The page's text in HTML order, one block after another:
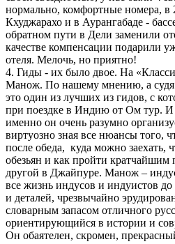
нормально, комфортные номера, в
Кхуджарахо и в Аурангабаде -
обратном пути в Дели заменили
качестве компенсации подарили
отеля. Мелочь, но приятно!
4. Гиды - их было двое. На
Манож. По нашему мнению, а судя
это один из лучших из гидов, с
при поездке в Индию от Ом тур. И
именно он очень разумно
виртуозно зная все нюансы того,
после обеда, куда можно заехать,
обезьян и как пройти кратчайшим
другой в Джайпуре. Манож –
все жизнь индусов и индуистов
и деталей, чрезвычайно
словарным запасом отличного
ориентирующийся в истории и
Он обаятелен, скромен,